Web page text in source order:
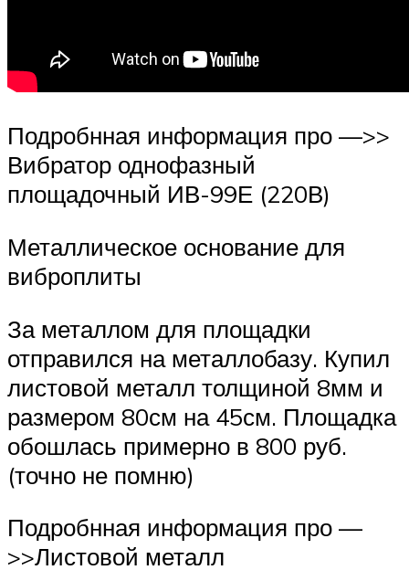
Подробнная информация про —>>
Вибратор однофазный
площадочный ИВ-99Е (220В)
Металлическое основание для
виброплиты
За металлом для площадки
отправился на металлобазу. Купил
листовой металл толщиной 8мм и
размером 80см на 45см. Площадка
обошлась примерно в 800 руб.
(точно не помню)
Подробнная информация про —
>>Листовой металл